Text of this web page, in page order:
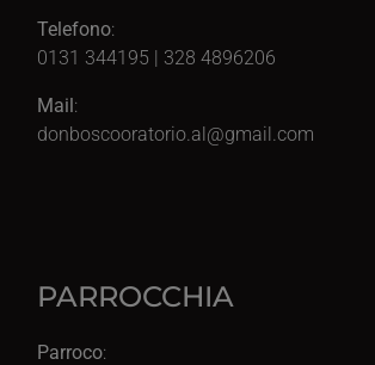
Telefono:
0131 344195 | 328 4896206
Mail :
donboscooratorio.al@gmail.com
PARROCCHIA
Parroco: